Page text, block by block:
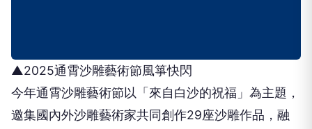
▲2025通霄沙雕藝術節風箏快閃
今年通霄沙雕藝術節以「來自白沙的祝福」為主題，
邀集國內外沙雕藝術家共同創作29座沙雕作品，融